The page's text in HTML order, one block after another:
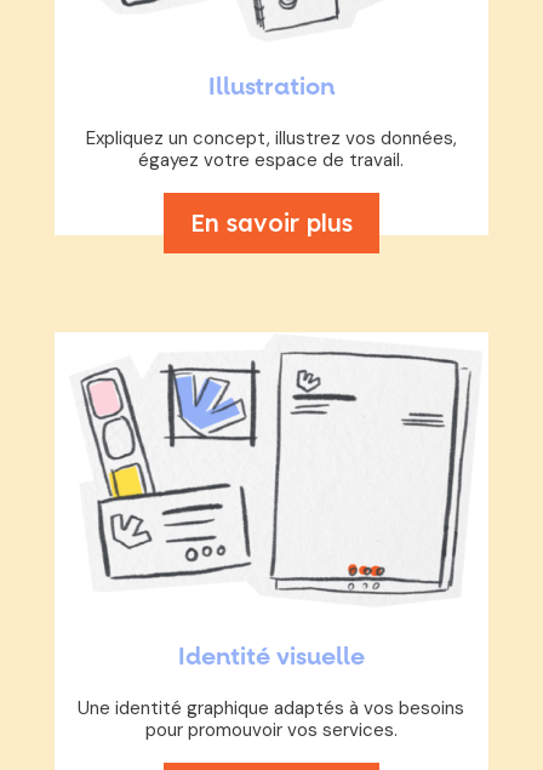
Illustration
Expliquez un concept, illustrez vos données,
égayez votre espace de travail.
En savoir plus
Identité visuelle
Une identité graphique adaptés à vos besoins
pour promouvoir vos services.